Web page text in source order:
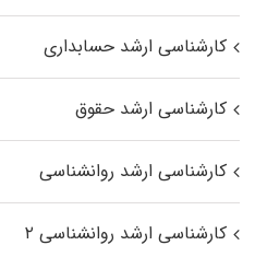
کارشناسی ارشد حسابداری
کارشناسی ارشد حقوق
کارشناسی ارشد روانشناسی
کارشناسی ارشد روانشناسی ۲